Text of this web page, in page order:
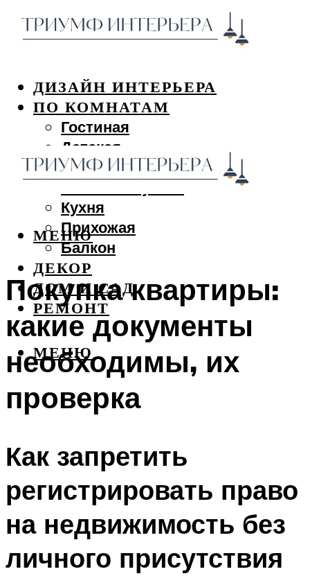
ДИЗАЙН ИНТЕРЬЕРА
ПО КОМНАТАМ
Гостиная
Детская
Спальня
Кухня
Прихожая
Балкон
ДЕКОР
ДОМ И САД
РЕМОНТ
МЕНЮ
МЕНЮ
Покупка квартиры:
какие документы
необходимы, их
проверка
Как запретить
регистрировать право
на недвижимость без
личного присутствия